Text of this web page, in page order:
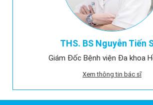
THS. BS Nguyễn Tiến
Giám Đốc Bệnh viện Đa khoa
Xem thông tin bác sĩ